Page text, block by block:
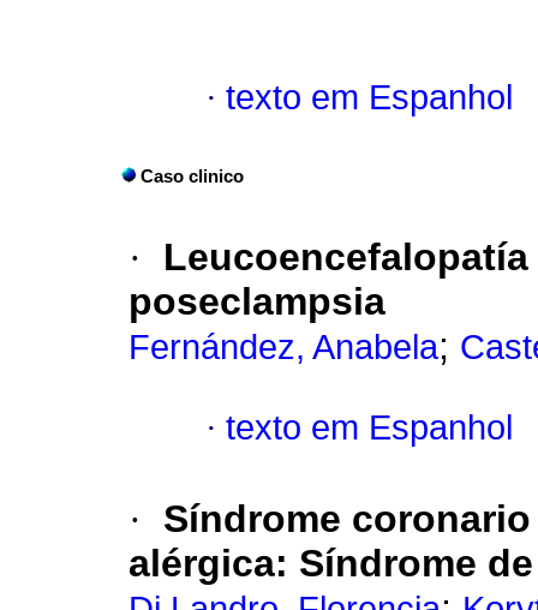
· texto em Espanhol
Caso clinico
·
poseclampsia
Fernández, Anabela;
· texto em Espanhol
·
Síndrome
alérgica: Síndrome